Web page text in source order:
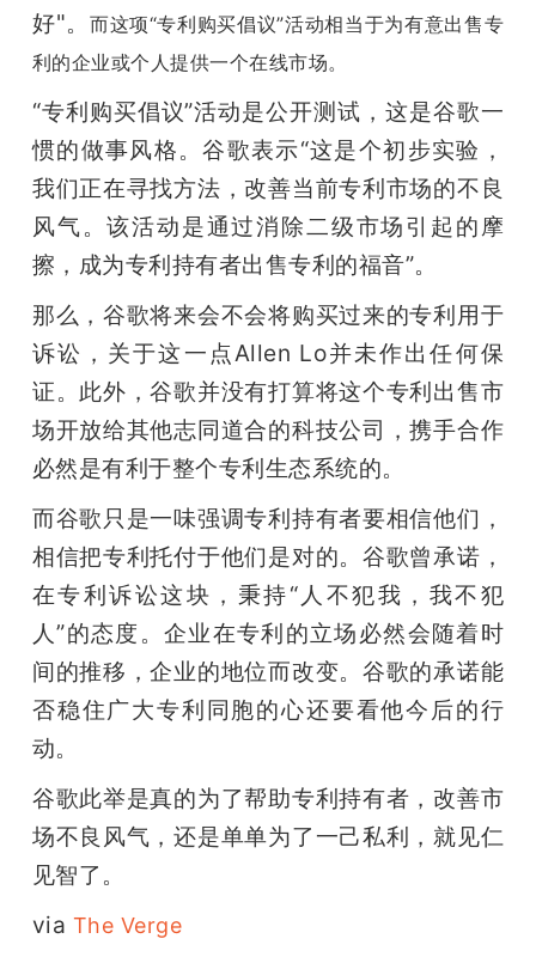
好"。
而这项“专利购买倡议”活动相当于为有意出售专
利的企业或个人提供一个在线市场。
“专利购买倡议”活动是公开测试，这是谷歌一
惯的做事风格。谷歌表示“这是个初步实验，
我们正在寻找方法，改善当前专利市场的不良
风气。该活动是通过消除二级市场引起的摩
擦，成为专利持有者出售专利的福音”。
那么，谷歌将来会不会将购买过来的专利用于
诉讼，关于这一点Allen Lo并未作出任何保
证。此外，谷歌并没有打算将这个专利出售市
场开放给其他志同道合的科技公司，携手合作
必然是有利于整个专利生态系统的。
而谷歌只是一味强调专利持有者要相信他们，
相信把专利托付于他们是对的。谷歌曾承诺，
在专利诉讼这块，秉持“人不犯我，我不犯
人”的态度。企业在专利的立场必然会随着时
间的推移，企业的地位而改变。谷歌的承诺能
否稳住广大专利同胞的心还要看他今后的行
动。
谷歌此举是真的为了帮助专利持有者，改善市
场不良风气，还是单单为了一己私利，就见仁
见智了。
via The Verge